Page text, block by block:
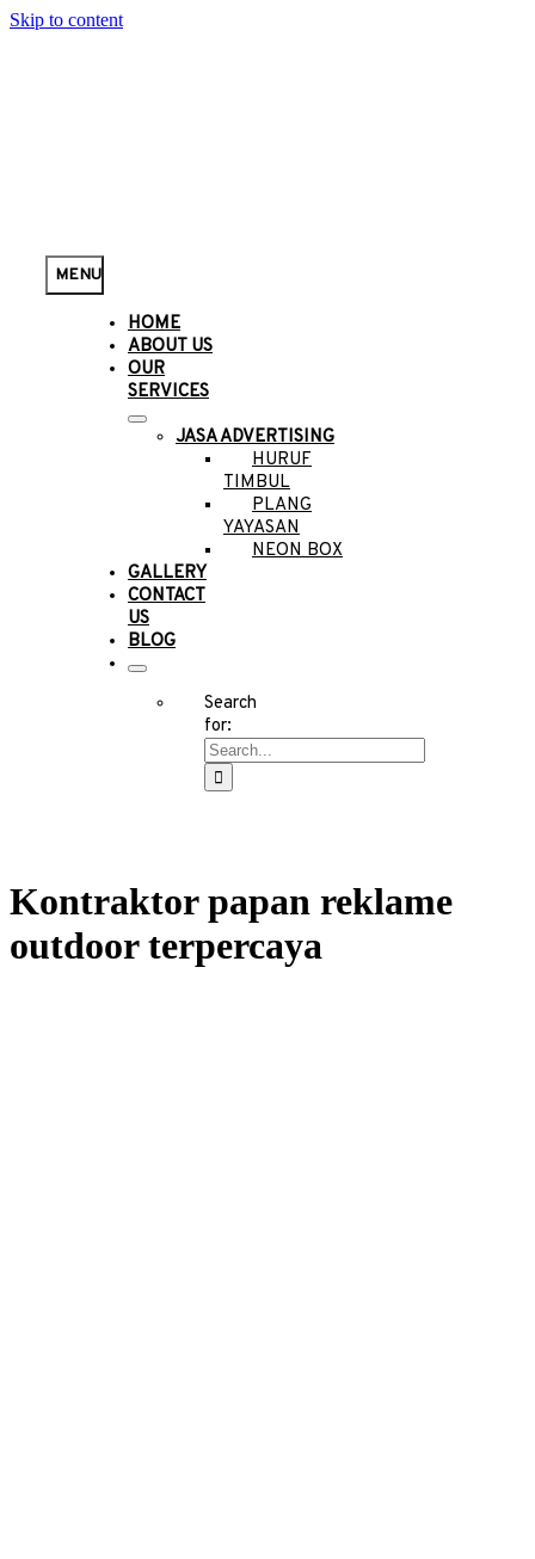
Skip to content
MENU
HOME
ABOUT US
OUR
SERVICES
JASA ADVERTISING
HURUF
TIMBUL
PLANG
YAYASAN
NEON BOX
GALLERY
CONTACT
US
BLOG
Search
for:
Kontraktor papan reklame
outdoor terpercaya